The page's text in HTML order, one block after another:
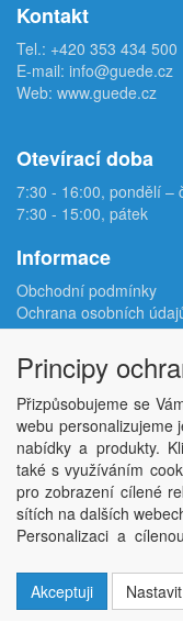
Kontakt
Tel.: +420 353 434 500
E-mail: info@guede.cz
Web: www.guede.cz
Otevírací doba
7:30 - 16:00, pondělí –
7:30 - 15:00, pátek
Informace
Obchodní podmínky
Ochrana osobních
Reklamační protokol
Odstoupení od smlouvy
Podmínky užití e-shopu
Doprava
Velkoobchod
Kontakt
Nastavení soukromí
Copyright © ABRA
Principy
Přizpůsobujeme se
webu personalizujeme
nabídky a produkty.
také s využíváním
pro zobrazení cílené
sítích na dalších
Personalizaci a
Akceptuji
Nastavit